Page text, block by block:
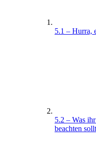
5.1 – Hurra,
5.2 – Was
beachten